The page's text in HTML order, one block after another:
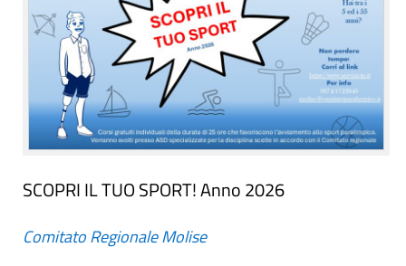
SCOPRI IL TUO SPORT! Anno 2026
Comitato Regionale Molise